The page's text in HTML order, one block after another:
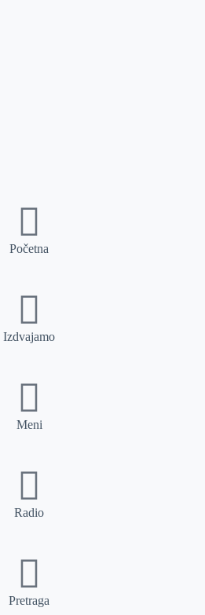
Početna
Izdvajamo
Meni
Radio
Pretraga